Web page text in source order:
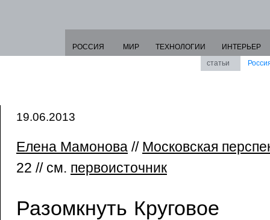
РОССИЯ МИР ТЕХНОЛОГИИ
ИНТЕРЬЕР
статьи
19.06.2013
Елена Мамонова // Московская
22 // см. первоисточник
Разомкнуть Круговое